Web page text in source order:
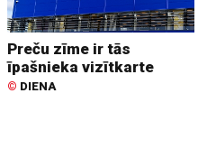
Preču zīme ir tās
īpašnieka vizītkarte
© DIENA